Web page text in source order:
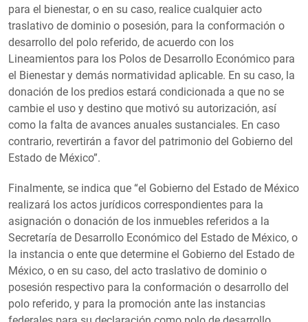
para el bienestar, o en su caso, realice cualquier acto
traslativo de dominio o posesión, para la conformación o
desarrollo del polo referido, de acuerdo con los
Lineamientos para los Polos de Desarrollo Económico para
el Bienestar y demás normatividad aplicable. En su caso, la
donación de los predios estará condicionada a que no se
cambie el uso y destino que motivó su autorización, así
como la falta de avances anuales sustanciales. En caso
contrario, revertirán a favor del patrimonio del Gobierno del
Estado de México”.
Finalmente, se indica que “el Gobierno del Estado de México
realizará los actos jurídicos correspondientes para la
asignación o donación de los inmuebles referidos a la
Secretaría de Desarrollo Económico del Estado de México, o
la instancia o ente que determine el Gobierno del Estado de
México, o en su caso, del acto traslativo de dominio o
posesión respectivo para la conformación o desarrollo del
polo referido, y para la promoción ante las instancias